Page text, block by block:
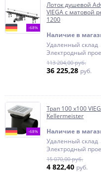
-68%
Лоток душевой
VIEGA с матовой
1200
Наличие в
Удаленный склад
Электродный
113 204,00 руб.
36 225,28 руб.
-68%
Трап 100 х100
Kellermeister
Наличие в
Удаленный склад
Электродный
15 070,00 руб.
4 822,40 руб.